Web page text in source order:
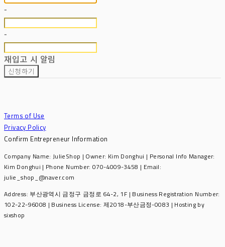
-
-
재입고 시 알림
신청하기
Terms of Use
Privacy Policy
Confirm Entrepreneur Information
Company Name: JulieShop | Owner: Kim Donghui | Personal Info Manager:
Kim Donghui | Phone Number: 070-4009-3458 | Email:
julie_shop_@naver.com
Address: 부산광역시 금정구 금정로 64-2, 1F | Business Registration Number:
102-22-96008 | Business License: 제2018-부산금정-0083 | Hosting by
sixshop